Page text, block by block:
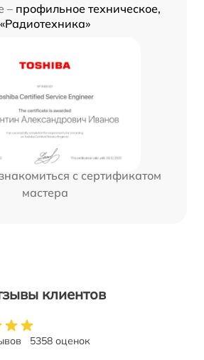
– профильное техническое,
«Радиотехника»
с сертификатом
мастера
клиентов
5358 оценок